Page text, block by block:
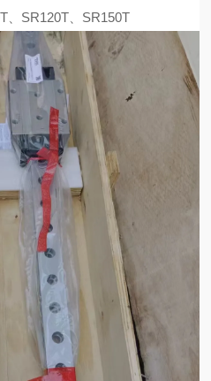
、SR120T、SR150T